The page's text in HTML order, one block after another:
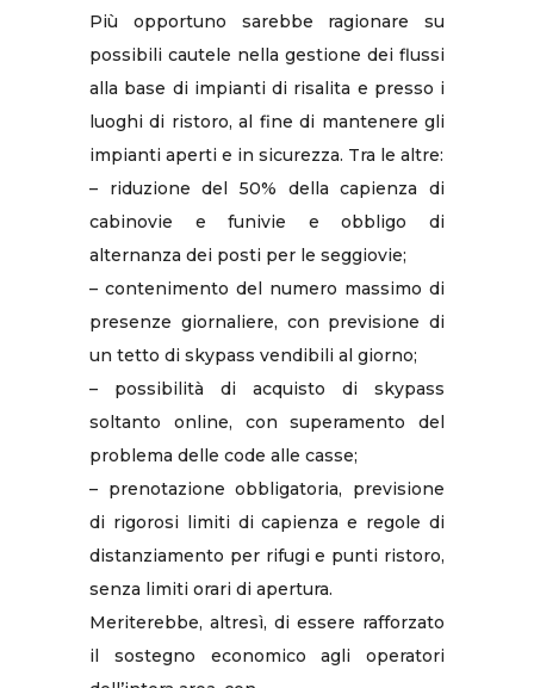
Più opportuno sarebbe ragionare su
possibili cautele nella gestione dei flussi
alla base di impianti di risalita e presso i
luoghi di ristoro, al fine di mantenere gli
impianti aperti e in sicurezza. Tra le altre:
– riduzione del 50% della capienza di
cabinovie e funivie e obbligo di
alternanza dei posti per le seggiovie;
– contenimento del numero massimo di
presenze giornaliere, con previsione di
un tetto di skypass vendibili al giorno;
– possibilità di acquisto di skypass
soltanto online, con superamento del
problema delle code alle casse;
– prenotazione obbligatoria, previsione
di rigorosi limiti di capienza e regole di
distanziamento per rifugi e punti ristoro,
senza limiti orari di apertura.
Meriterebbe, altresì, di essere rafforzato
il sostegno economico agli operatori